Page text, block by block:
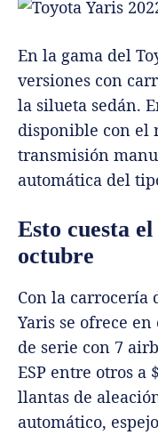
En la gama del
versiones con
la silueta sedán.
disponible con el
transmisión
automática del
Esto cuesta
octubre
Con la carrocería
Yaris se ofrece
de serie con 7
ESP entre otros a
llantas de
automático,